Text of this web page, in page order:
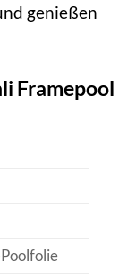
genießen
Framepool